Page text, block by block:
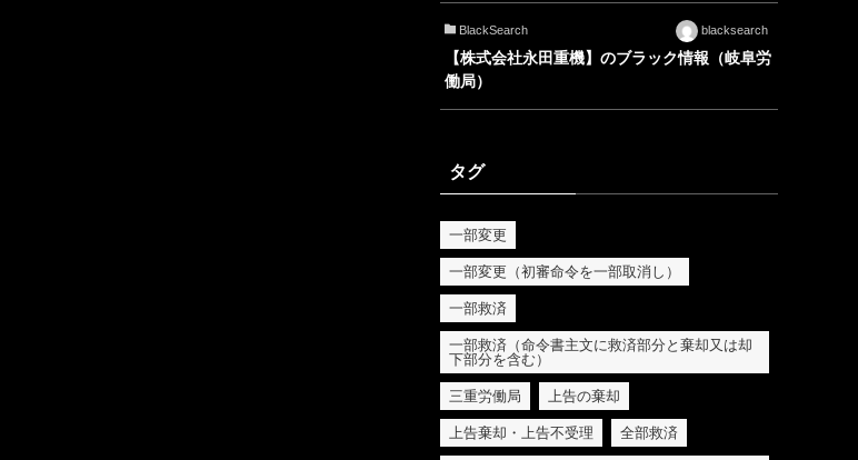
BlackSearch blacksearch
【株式会社永田重機】のブラック情報（岐阜労
働局）
タグ
一部変更
一部変更（初審命令を一部取消し）
一部救済
一部救済（命令書主文に救済部分と棄却又は却
下部分を含む）
三重労働局 上告の棄却
上告棄却・上告不受理 全部救済